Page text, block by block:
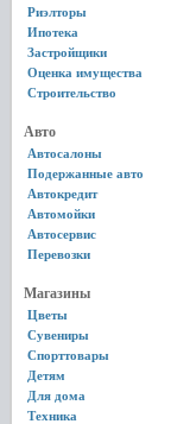
Риэлторы
Ипотека
Застройщики
Оценка имущества
Строительство
Авто
Автосалоны
Подержанные авто
Автокредит
Автомойки
Автосервис
Перевозки
Магазины
Цветы
Сувениры
Спорттовары
Детям
Для дома
Техника